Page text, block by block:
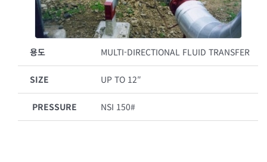
용도 MULTI-DIRECTIONAL FLUID TRANSFER
SIZE UP TO 12″
PRESSURE NSI 150#